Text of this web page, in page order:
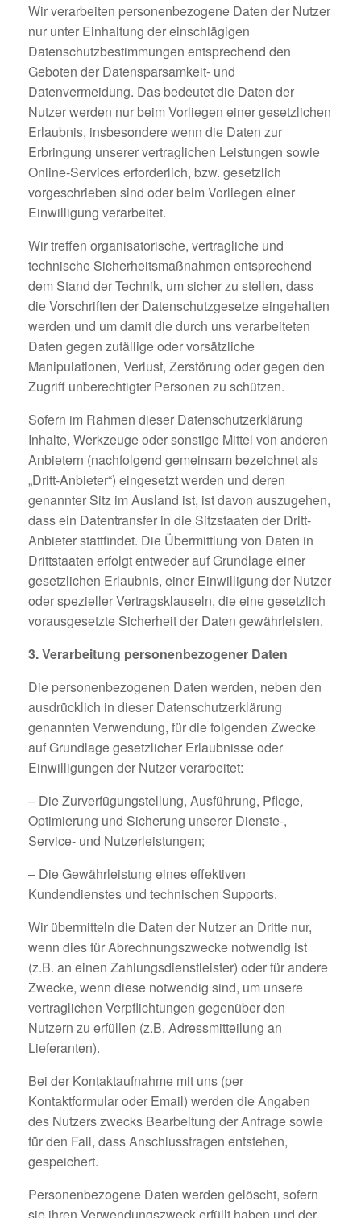
Wir verarbeiten personenbezogene Daten der Nutzer
nur unter Einhaltung der einschlägigen
Datenschutzbestimmungen entsprechend den
Geboten der Datensparsamkeit- und
Datenvermeidung. Das bedeutet die Daten der
Nutzer werden nur beim Vorliegen einer gesetzlichen
Erlaubnis, insbesondere wenn die Daten zur
Erbringung unserer vertraglichen Leistungen sowie
Online-Services erforderlich, bzw. gesetzlich
vorgeschrieben sind oder beim Vorliegen einer
Einwilligung verarbeitet.
Wir treffen organisatorische, vertragliche und
technische Sicherheitsmaßnahmen entsprechend
dem Stand der Technik, um sicher zu stellen, dass
die Vorschriften der Datenschutzgesetze eingehalten
werden und um damit die durch uns verarbeiteten
Daten gegen zufällige oder vorsätzliche
Manipulationen, Verlust, Zerstörung oder gegen den
Zugriff unberechtigter Personen zu schützen.
Sofern im Rahmen dieser Datenschutzerklärung
Inhalte, Werkzeuge oder sonstige Mittel von anderen
Anbietern (nachfolgend gemeinsam bezeichnet als
„Dritt-Anbieter“) eingesetzt werden und deren
genannter Sitz im Ausland ist, ist davon auszugehen,
dass ein Datentransfer in die Sitzstaaten der Dritt-
Anbieter stattfindet. Die Übermittlung von Daten in
Drittstaaten erfolgt entweder auf Grundlage einer
gesetzlichen Erlaubnis, einer Einwilligung der Nutzer
oder spezieller Vertragsklauseln, die eine gesetzlich
vorausgesetzte Sicherheit der Daten gewährleisten.
3. Verarbeitung personenbezogener Daten
Die personenbezogenen Daten werden, neben den
ausdrücklich in dieser Datenschutzerklärung
genannten Verwendung, für die folgenden Zwecke
auf Grundlage gesetzlicher Erlaubnisse oder
Einwilligungen der Nutzer verarbeitet:
– Die Zurverfügungstellung, Ausführung, Pflege,
Optimierung und Sicherung unserer Dienste-,
Service- und Nutzerleistungen;
– Die Gewährleistung eines effektiven
Kundendienstes und technischen Supports.
Wir übermitteln die Daten der Nutzer an Dritte nur,
wenn dies für Abrechnungszwecke notwendig ist
(z.B. an einen Zahlungsdienstleister) oder für andere
Zwecke, wenn diese notwendig sind, um unsere
vertraglichen Verpflichtungen gegenüber den
Nutzern zu erfüllen (z.B. Adressmitteilung an
Lieferanten).
Bei der Kontaktaufnahme mit uns (per
Kontaktformular oder Email) werden die Angaben
des Nutzers zwecks Bearbeitung der Anfrage sowie
für den Fall, dass Anschlussfragen entstehen,
gespeichert.
Personenbezogene Daten werden gelöscht, sofern
sie ihren Verwendungszweck erfüllt haben und der